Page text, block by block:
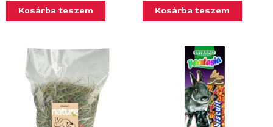
Kosárba teszem Kosárba teszem